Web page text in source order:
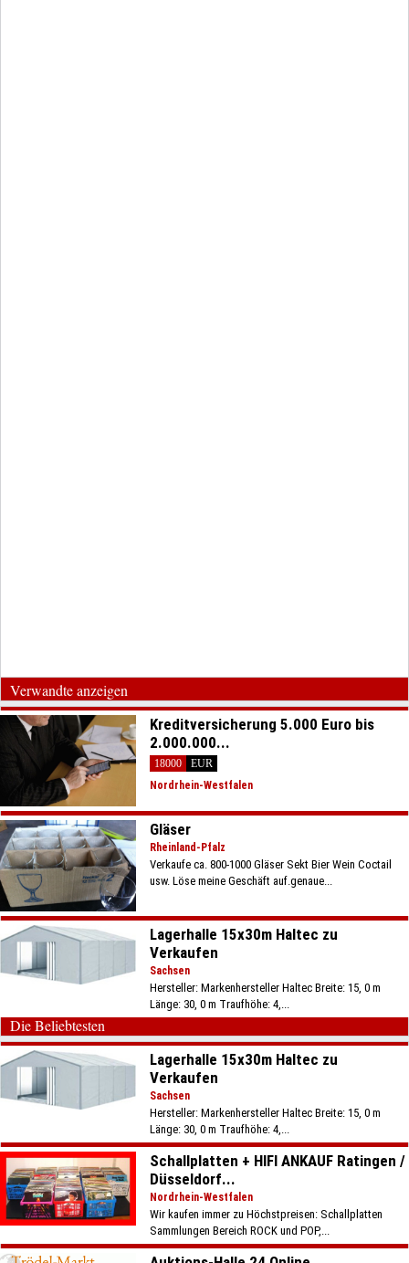
Verwandte anzeigen
Kreditversicherung 5.000 Euro bis
2.000.000...
18000
EUR
Nordrhein-Westfalen
Gläser
Rheinland-Pfalz
Verkaufe ca. 800-1000 Gläser Sekt Bier Wein Coctail
usw. Löse meine Geschäft auf.genaue...
Lagerhalle 15x30m Haltec zu
Verkaufen
Sachsen
Hersteller: Markenhersteller Haltec Breite: 15, 0 m
Länge: 30, 0 m Traufhöhe: 4,...
Die Beliebtesten
Lagerhalle 15x30m Haltec zu
Verkaufen
Sachsen
Hersteller: Markenhersteller Haltec Breite: 15, 0 m
Länge: 30, 0 m Traufhöhe: 4,...
Schallplatten + HIFI ANKAUF Ratingen /
Düsseldorf...
Nordrhein-Westfalen
Wir kaufen immer zu Höchstpreisen: Schallplatten
Sammlungen Bereich ROCK und POP,...